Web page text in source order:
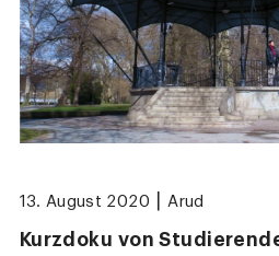
13. August 2020 Arud
Kurzdoku von